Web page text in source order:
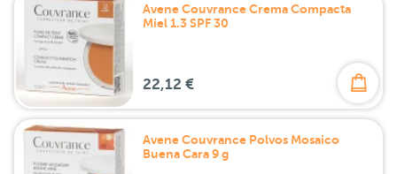
Avene Couvrance Crema Compacta
Miel 1.3 SPF 30
22,12 €
Avene Couvrance Polvos Mosaico
Buena Cara 9 g